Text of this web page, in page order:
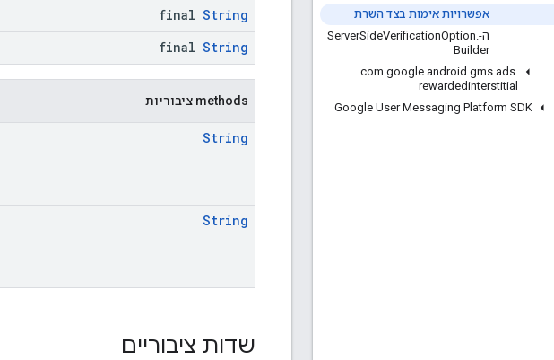
אפשרויות אימות בצד השרת
ה-Server
SideVerificationOption.
Builder
com.google.android .gms.ads.
rewardedinterstitial
Google User Messaging Platform SDK
final String
final String
‫methods ציבוריות
String
String
שדות ציבוריים